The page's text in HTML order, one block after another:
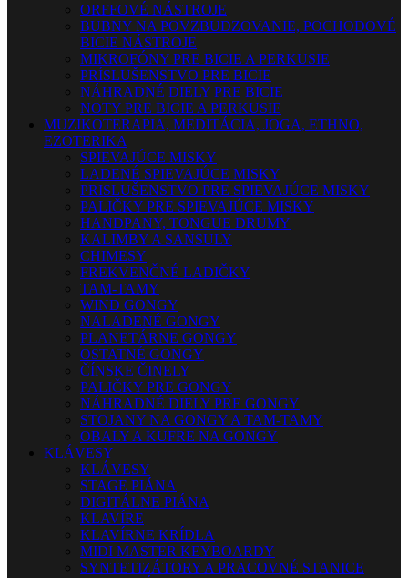
ORFFOVÉ NÁSTROJE
BUBNY NA POVZBUDZOVANIE, POCHODOVÉ
BICIE NÁSTROJE
MIKROFÓNY PRE BICIE A PERKUSIE
PRÍSLUŠENSTVO PRE BICIE
NÁHRADNÉ DIELY PRE BICIE
NOTY PRE BICIE A PERKUSIE
MUZIKOTERAPIA, MEDITÁCIA, JOGA, ETHNO,
EZOTERIKA
SPIEVAJÚCE MISKY
LADENÉ SPIEVAJÚCE MISKY
PRISLUŠENSTVO PRE SPIEVAJÚCE MISKY
PALIČKY PRE SPIEVAJÚCE MISKY
HANDPANY, TONGUE DRUMY
KALIMBY A SANSULY
CHIMESY
FREKVENČNÉ LADIČKY
TAM-TAMY
WIND GONGY
NALADENÉ GONGY
PLANETÁRNE GONGY
OSTATNÉ GONGY
ČÍNSKE ČINELY
PALIČKY PRE GONGY
NÁHRADNÉ DIELY PRE GONGY
STOJANY NA GONGY A TAM-TAMY
OBALY A KUFRE NA GONGY
KLÁVESY
KLÁVESY
STAGE PIÁNA
DIGITÁLNE PIÁNA
KLAVÍRE
KLAVÍRNE KRÍDLA
MIDI MASTER KEYBOARDY
SYNTETIZÁTORY A PRACOVNÉ STANICE